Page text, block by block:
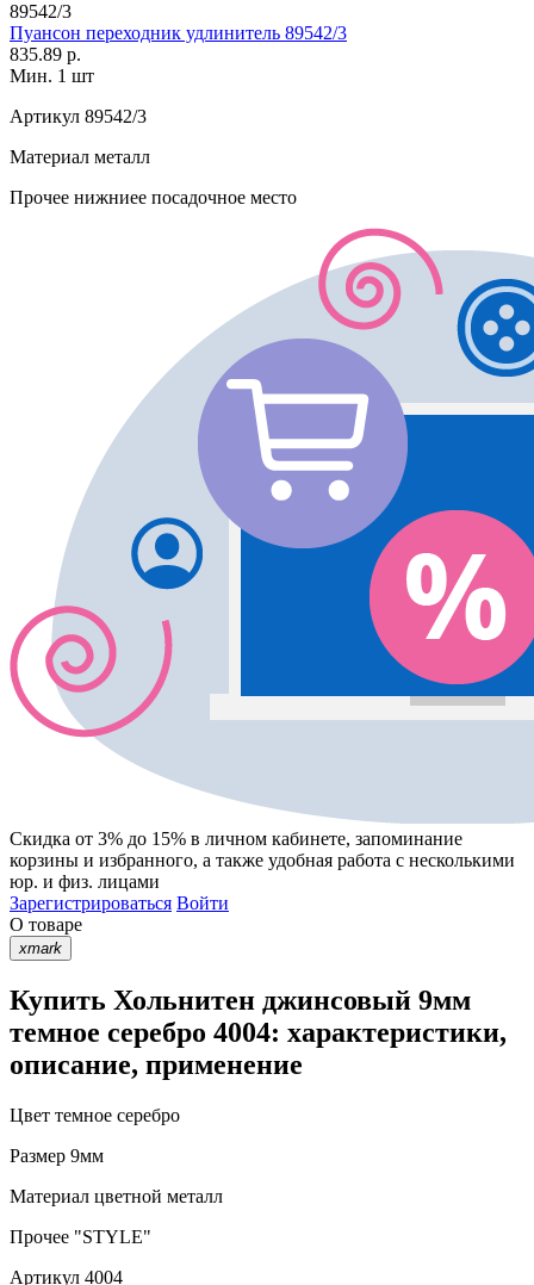
89542/3
Пуансон переходник удлинитель 89542/3
835.89 р.
Мин. 1 шт
Артикул 89542/3
Материал металл
Прочее нижниее посадочное место
Скидка от 3% до 15% в личном кабинете, запоминание
корзины и избранного, а также удобная работа с несколькими
юр. и физ. лицами
Зарегистрироваться Войти
О товаре
xmark
Купить Хольнитен джинсовый 9мм
темное серебро 4004: характеристики,
описание, применение
Цвет темное серебро
Размер 9мм
Материал цветной металл
Прочее "STYLE"
Артикул 4004